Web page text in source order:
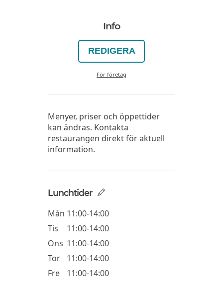
Info
REDIGERA
För företag
Menyer, priser och öppettider
kan ändras. Kontakta
restaurangen direkt för aktuell
information.
Lunchtider
Mån 11:00-14:00
Tis
11:00-14:00
Ons 11:00-14:00
Tor
11:00-14:00
Fre
11:00-14:00